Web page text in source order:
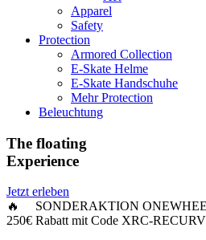
Apparel
Safety
Protection
Armored Collection
E-Skate Helme
E-Skate Handschuhe
Mehr Protection
Beleuchtung
The floating
Experience
Jetzt erleben
🔥 SONDERAKTION
250€ Rabattmit Code XRC-